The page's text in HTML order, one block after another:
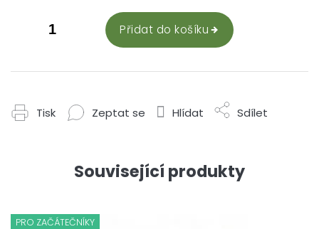
Přidat do košíku
Tisk Zeptat se Hlídat Sdílet
Související produkty
PRO ZAČÁTEČNÍKY